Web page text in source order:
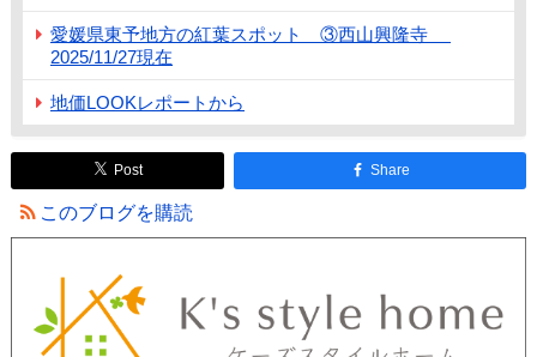
愛媛県東予地方の紅葉スポット ③西山興隆寺
2025/11/27現在
地価LOOKレポートから
Post Share
このブログを購読